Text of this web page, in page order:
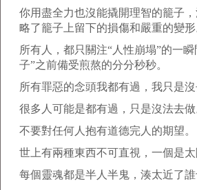
你用盡全力也沒能撬開理智的籠子
略了籠子上留下的損傷和嚴重的變形
所有人，都只關注“人性崩塌”的一
子”之前備受煎熬的分分秒秒。
所有罪惡的念頭我都有過，我只是
很多人可能是都有過，只是沒法去做
不要對任何人抱有道德完人的期望。
世上有兩種東西不可直視，一個是太
每個靈魂都是半人半鬼，湊太近了誰